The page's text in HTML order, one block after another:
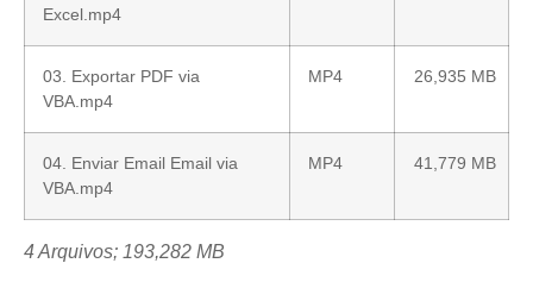
Excel.mp4
03. Exportar PDF via
VBA.mp4
MP4 26,935 MB
04. Enviar Email Email via
VBA.mp4
MP4 41,779 MB
4 Arquivos; 193,282 MB